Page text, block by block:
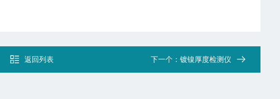
返回列表 下一个： 镀镍厚度检测仪